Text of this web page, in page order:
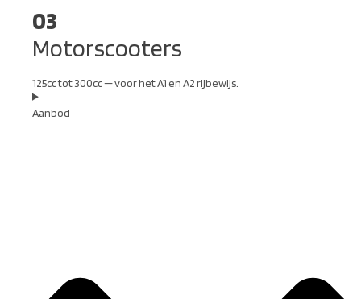
03
Motorscooters
125cc tot 300cc — voor het A1 en A2 rijbewijs.
Aanbod